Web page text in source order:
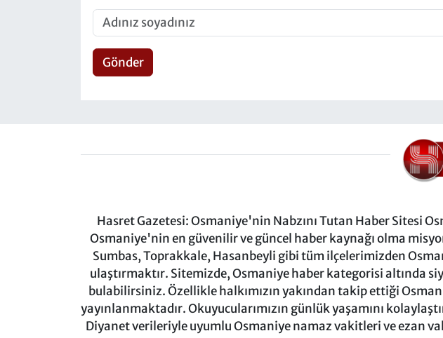
Gönder
Hasret Gazetesi: Osmaniye'nin Nabzını Tutan Haber Sitesi
Osmaniye'nin en güvenilir ve güncel haber kaynağı olma
Sumbas, Toprakkale, Hasanbeyli gibi tüm ilçelerimizden
ulaştırmaktır. Sitemizde, Osmaniye haber kategorisi altında
bulabilirsiniz. Özellikle halkımızın yakından takip ettiği
yayınlanmaktadır. Okuyucularımızın günlük yaşamını
Diyanet verileriyle uyumlu Osmaniye namaz vakitleri ve ezan